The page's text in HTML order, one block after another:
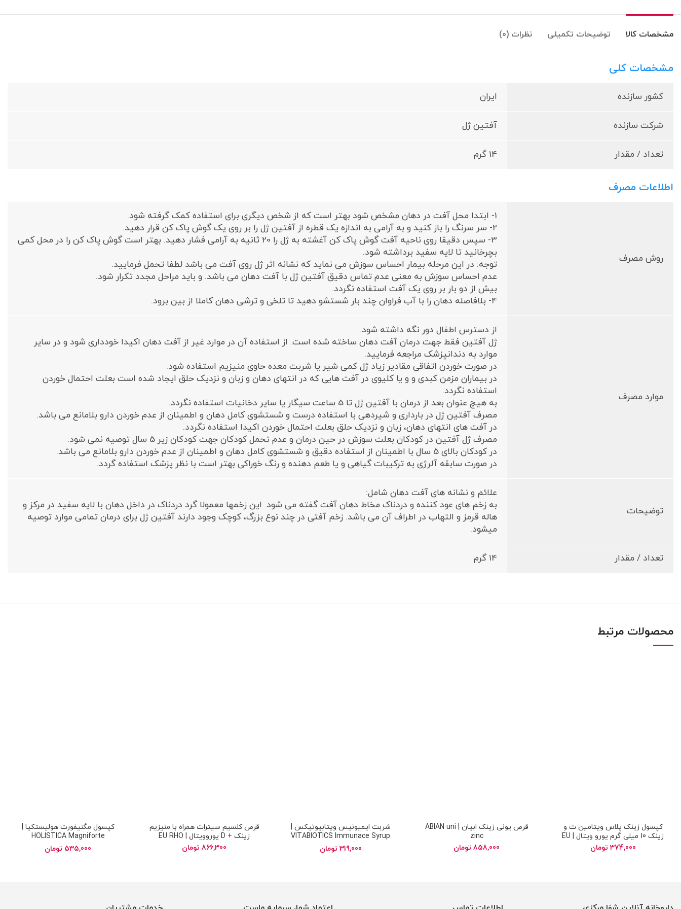
مشخصات کالا توضیحات تکمیلی نظرات (0)
مشخصات کلی
کشور سازنده ایران
شرکت سازنده آفتین ژل
تعداد / مقدار 14 گرم
اطلاعات مصرف
روش مصرف
1- ابتدا محل آفت در دهان مشخص شود بهتر است که از شخص دیگری برای استفاده کمک گرفته شود.
2- سر سرنگ را باز کنید و به آرامی به اندازه یک قطره از آفتین ژل را بر روی یک گوش پاک کن قرار دهید.
3- سپس دقیقا روی ناحیه آفت گوش پاک کن آغشته به ژل را 20 ثانیه به آرامی فشار دهید. بهتر است گوش پاک کن را در محل کمی
بچرخانید تا لایه سفید برداشته شود.
توجه: در این مرحله بیمار احساس سوزش می نماید که نشانه اثر ژل روی آفت می باشد لطفا تحمل فرمایید.
عدم احساس سوزش به معنی عدم تماس دقیق آفتین ژل با آفت دهان می باشد. و باید مراحل مجدد تکرار شود.
بیش از دو بار بر روی یک آفت استفاده نگردد.
4- بلافاصله دهان را با آب فراوان چند بار شستشو دهید تا تلخی و ترشی دهان کاملا از بین برود.
موارد مصرف
از دسترس اطفال دور نگه داشته شود.
ژل آفتین فقط جهت درمان آفت دهان ساخته شده است. از استفاده آن در موارد غیر از آفت دهان اکیدا خودداری شود و در سایر
موارد به دندانپزشک مراجعه فرمایید.
در صورت خوردن اتفاقی مقادیر زیاد ژل کمی شیر یا شربت معده حاوی منیزیم استفاده شود.
در بیماران مزمن کبدی و و یا کلیوی در آفت هایی که در انتهای دهان و زبان و نزدیک حلق ایجاد شده است بعلت احتمال خوردن
استفاده نگردد.
به هیچ عنوان بعد از درمان با آفتین ژل تا 5 ساعت سیگار یا سایر دخانیات استفاده نگردد.
مصرف آفتین ژل در بارداری و شیردهی با استفاده درست و شستشوی کامل دهان و اطمینان از عدم خوردن دارو بلامانع می باشد.
در آفت های انتهای دهان، زبان و نزدیک حلق بعلت احتمال خوردن اکیدا استفاده نگردد.
مصرف ژل آفتین در کودکان بعلت سوزش در حین درمان و عدم تحمل کودکان جهت کودکان زیر 5 سال توصیه نمی شود.
در کودکان بالای 5 سال با اطمینان از استفاده دقیق و شستشوی کامل دهان و اطمینان از عدم خوردن دارو بلامانع می باشد.
در صورت سابقه آلرژی به ترکیبات گیاهی و یا طعم دهنده و رنگ خوراکی بهتر است با نظر پزشک استفاده گردد.
توضیحات
علائم و نشانه های آفت دهان شامل:
به زخم های عود کننده و دردناک مخاط دهان آفت گفته می شود. این زخمها معمولا گرد دردناک در داخل دهان با لایه سفید در مرکز و
هاله قرمز و التهاب در اطراف آن می باشد. زخم آفتی در چند نوع بزرگ، کوچک وجود دارند آفتین ژل برای درمان تمامی موارد توصیه
میشود.
تعداد / مقدار 14 گرم
محصولات مرتبط
کپسول زینک پلاس ویتامین ث و
زینک 10 میلی گرم یورو ویتال | EU
RHO VITAL vitamin c plus 10 mg
374,000 تومان
قرص یونی زینک ابیان | ABIAN uni
zinc
858,000 تومان
شربت ایمیونیس ویتابیوتیکس |
VITABIOTICS Immunace Syrup
319,000 تومان
قرص کلسیم سیترات همراه با منیزیم
زینک + D یوروویتال | EU RHO
VITAL Calcium Citrate and
Magnesium Zinc and Vitamin D
866,300 تومان
کپسول مگنیفورت هولیستکیا |
HOLISTICA Magniforte
535,000 تومان